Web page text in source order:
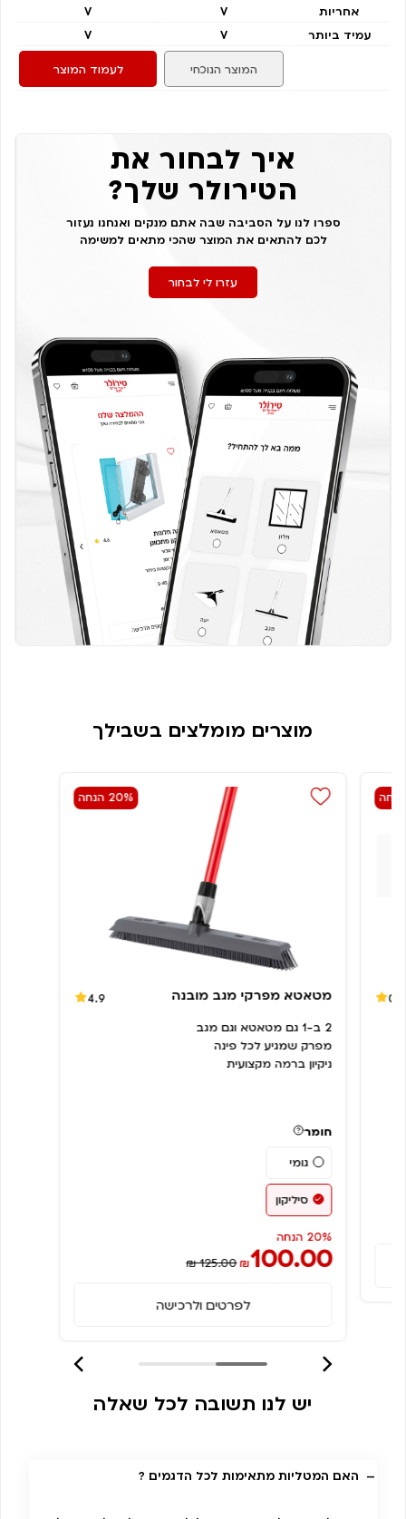
אחריות
V
V
עמיד ביותר
V
V
המוצר הנוכחי לעמוד המוצר
איך לבחור את
הטירולר שלך?
ספרו לנו על הסביבה שבה אתם מנקים ואנחנו נעזור
לכם להתאים את המוצר שהכי מתאים למשימה
עזרו לי לבחור
מוצרים מומלצים בשבילך
20% הנחה
מטאטא מפרקי מגב מובנה
4.9
2 ב-1 גם מטאטא וגם מגב
מפרק שמגיע לכל פינה
ניקיון ברמה מקצועית
חומר
גומי
סיליקון
20% הנחה
₪100.00
₪ 125.00
לפרטים ולרכישה
יש לנו תשובה לכל שאלה
האם המטליות מתאימות לכל הדגמים ?